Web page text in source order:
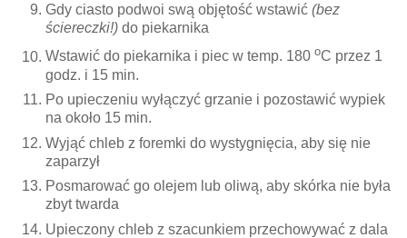
Gdy ciasto podwoi swą objętość wstawić (bez
ściereczki!) do piekarnika
Wstawić do piekarnika i piec w temp. 180 oC przez 1
godz. i 15 min.
Po upieczeniu wyłączyć grzanie i pozostawić wypiek
na około 15 min.
Wyjąć chleb z foremki do wystygnięcia, aby się nie
zaparzył
Posmarować go olejem lub oliwą, aby skórka nie była
zbyt twarda
Upieczony chleb z szacunkiem przechowywać z dala